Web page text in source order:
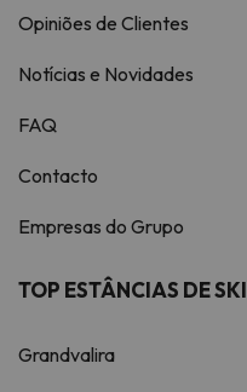
Opiniões de Clientes
Notícias e Novidades
FAQ
Contacto
Empresas do Grupo
TOP ESTÂNCIAS DE SKI
Grandvalira